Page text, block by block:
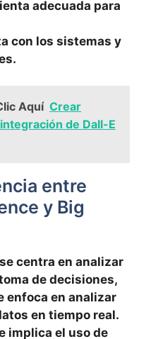
adecuada para
con​ los sistemas y
Aquí Crear
de Dall-E
entre
y Big
centra en⁢ analizar
de⁣ decisiones,
enfoca en analizar
en tiempo⁤ real.
implica el uso ‍de⁢